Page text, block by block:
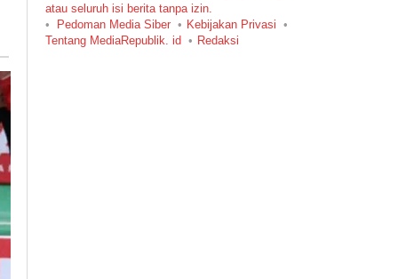
atau seluruh isi berita tanpa izin.
Pedoman Media Siber
Kebijakan Privasi
Tentang MediaRepublik. id
Redaksi